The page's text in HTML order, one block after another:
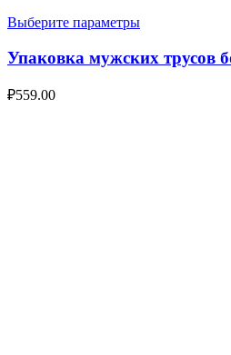
Выберите параметры
Упаковка мужских трусов
₽559.00